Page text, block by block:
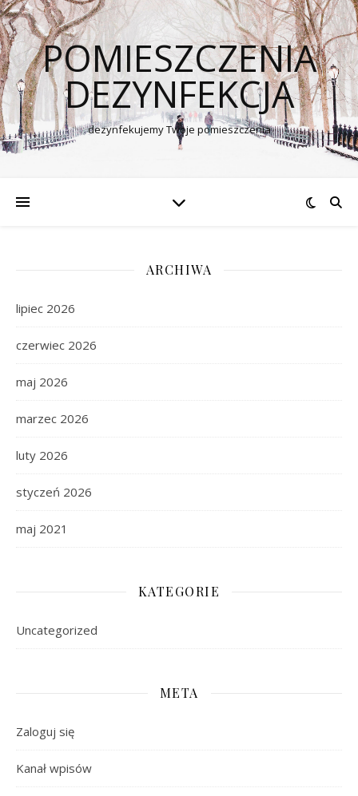
POMIESZCZENIA
DEZYNFEKCJA
dezynfekujemy Twoje pomieszczenia
ARCHIWA
lipiec 2026
czerwiec 2026
maj 2026
marzec 2026
luty 2026
styczeń 2026
maj 2021
KATEGORIE
Uncategorized
META
Zaloguj się
Kanał wpisów